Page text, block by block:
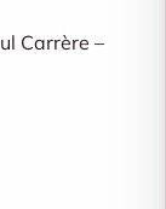
Carrère –